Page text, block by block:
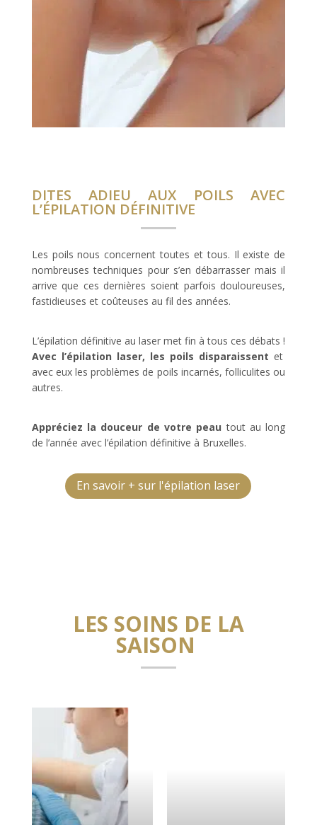
DITES ADIEU AUX POILS AVEC
L’ÉPILATION DÉFINITIVE
Les poils nous concernent toutes et tous. Il existe de
nombreuses techniques pour s’en débarrasser mais il
arrive que ces dernières soient parfois douloureuses,
fastidieuses et coûteuses au fil des années.
L’épilation définitive au laser met fin à tous ces débats !
Avec l’épilation laser, les poils disparaissent et
avec eux les problèmes de poils incarnés, folliculites ou
autres.
Appréciez la douceur de votre peau tout au long
de l’année avec l’épilation définitive à Bruxelles.
En savoir + sur l'épilation laser
LES SOINS DE LA
SAISON